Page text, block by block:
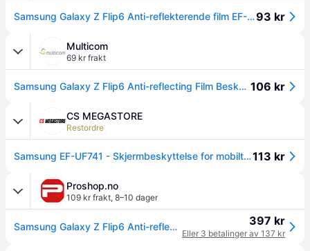
Samsung Galaxy Z Flip6 Anti-reflekterende film EF-UF741CTEGWW - 2 stk.93 kr
Multicom
69 kr frakt
Samsung Galaxy Z Flip6 Anti-reflecting Film Beskytter skjermen, til Galaxy Z Flip6 (EF-UF741CTEGWW) 106 kr
CS MEGASTORE
Restordre
Samsung EF-UF741 - Skjermbeskyttelse for mobiltelefon - antireflekterende - film - rammefarge transparent - for Galaxy Z Flip6113 kr
Proshop.no
109 kr frakt, 8–10 dager
Samsung Galaxy Z Flip6 Anti-reflecting Film 397 kr
Eller 3 betalinger av 137 kr